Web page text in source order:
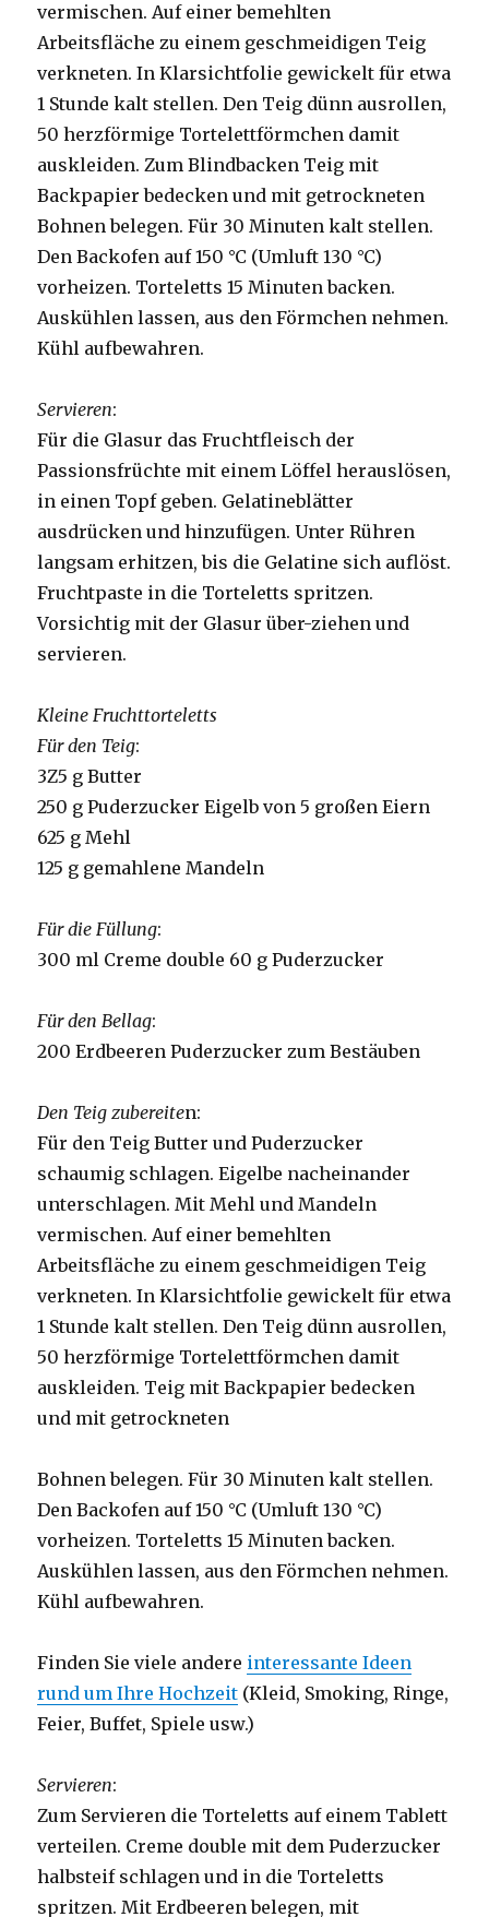
vermischen. Auf einer bemehlten
Arbeitsfläche zu einem geschmeidigen Teig
verkneten. In Klarsichtfolie gewickelt für etwa
1 Stunde kalt stellen. Den Teig dünn ausrollen,
50 herzförmige Tortelettförmchen damit
auskleiden. Zum Blindbacken Teig mit
Backpapier bedecken und mit getrockneten
Bohnen belegen. Für 30 Minuten kalt stellen.
Den Backofen auf 150 °C (Umluft 130 °C)
vorheizen. Torteletts 15 Minuten backen.
Auskühlen lassen, aus den Förmchen nehmen.
Kühl aufbewahren.
Servieren:
Für die Glasur das Fruchtfleisch der
Passionsfrüchte mit einem Löffel herauslösen,
in einen Topf geben. Gelatineblätter
ausdrücken und hinzufügen. Unter Rühren
langsam erhitzen, bis die Gelatine sich auflöst.
Fruchtpaste in die Torteletts spritzen.
Vorsichtig mit der Glasur über-ziehen und
servieren.
Kleine Fruchttorteletts
Für den Teig:
3Z5 g Butter
250 g Puderzucker Eigelb von 5 großen Eiern
625 g Mehl
125 g gemahlene Mandeln
Für die Füllung:
300 ml Creme double 60 g Puderzucker
Für den Bellag:
200 Erdbeeren Puderzucker zum Bestäuben
Den Teig zubereiten:
Für den Teig Butter und Puderzucker
schaumig schlagen. Eigelbe nacheinander
unterschlagen. Mit Mehl und Mandeln
vermischen. Auf einer bemehlten
Arbeitsfläche zu einem geschmeidigen Teig
verkneten. In Klarsichtfolie gewickelt für etwa
1 Stunde kalt stellen. Den Teig dünn ausrollen,
50 herzförmige Tortelettförmchen damit
auskleiden. Teig mit Backpapier bedecken
und mit getrockneten
Bohnen belegen. Für 30 Minuten kalt stellen.
Den Backofen auf 150 °C (Umluft 130 °C)
vorheizen. Torteletts 15 Minuten backen.
Auskühlen lassen, aus den Förmchen nehmen.
Kühl aufbewahren.
Finden Sie viele andere interessante Ideen
rund um Ihre Hochzeit (Kleid, Smoking, Ringe,
Feier, Buffet, Spiele usw.)
Servieren:
Zum Servieren die Torteletts auf einem Tablett
verteilen. Creme double mit dem Puderzucker
halbsteif schlagen und in die Torteletts
spritzen. Mit Erdbeeren belegen, mit